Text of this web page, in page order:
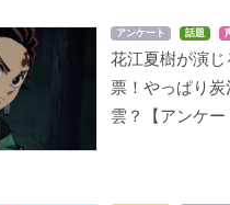
アンケート 話題
花江夏樹が演
票！やっぱり
雲？【アンケー